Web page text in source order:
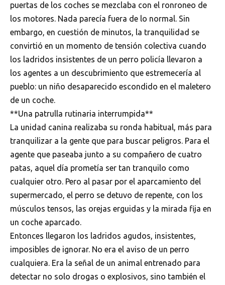
puertas de los coches se mezclaba con el ronroneo de
los motores. Nada parecía fuera de lo normal. Sin
embargo, en cuestión de minutos, la tranquilidad se
convirtió en un momento de tensión colectiva cuando
los ladridos insistentes de un perro policía llevaron a
los agentes a un descubrimiento que estremecería al
pueblo: un niño desaparecido escondido en el maletero
de un coche.
**Una patrulla rutinaria interrumpida**
La unidad canina realizaba su ronda habitual, más para
tranquilizar a la gente que para buscar peligros. Para el
agente que paseaba junto a su compañero de cuatro
patas, aquel día prometía ser tan tranquilo como
cualquier otro. Pero al pasar por el aparcamiento del
supermercado, el perro se detuvo de repente, con los
músculos tensos, las orejas erguidas y la mirada fija en
un coche aparcado.
Entonces llegaron los ladridos agudos, insistentes,
imposibles de ignorar. No era el aviso de un perro
cualquiera. Era la señal de un animal entrenado para
detectar no solo drogas o explosivos, sino también el